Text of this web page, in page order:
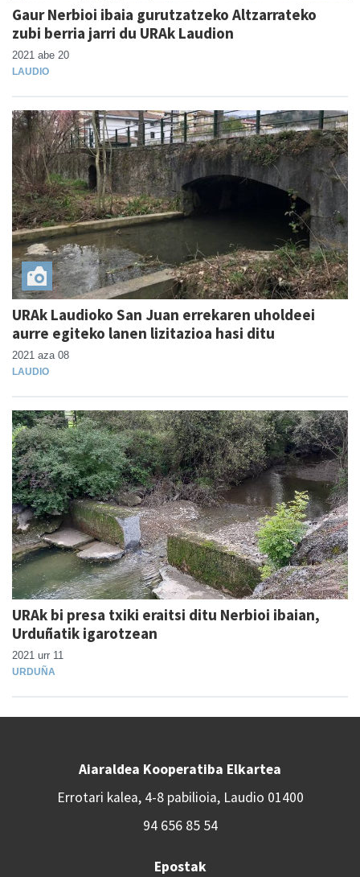
Gaur Nerbioi ibaia gurutzatzeko Altzarrateko
zubi berria jarri du URAk Laudion
2021 abe 20
LAUDIO
URAk Laudioko San Juan errekaren uholdeei
aurre egiteko lanen lizitazioa hasi ditu
2021 aza 08
LAUDIO
URAk bi presa txiki eraitsi ditu Nerbioi ibaian,
Urduñatik igarotzean
2021 urr 11
URDUÑA
Aiaraldea Kooperatiba Elkartea
Errotari kalea, 4-8 pabilioia, Laudio 01400
94 656 85 54
Epostak